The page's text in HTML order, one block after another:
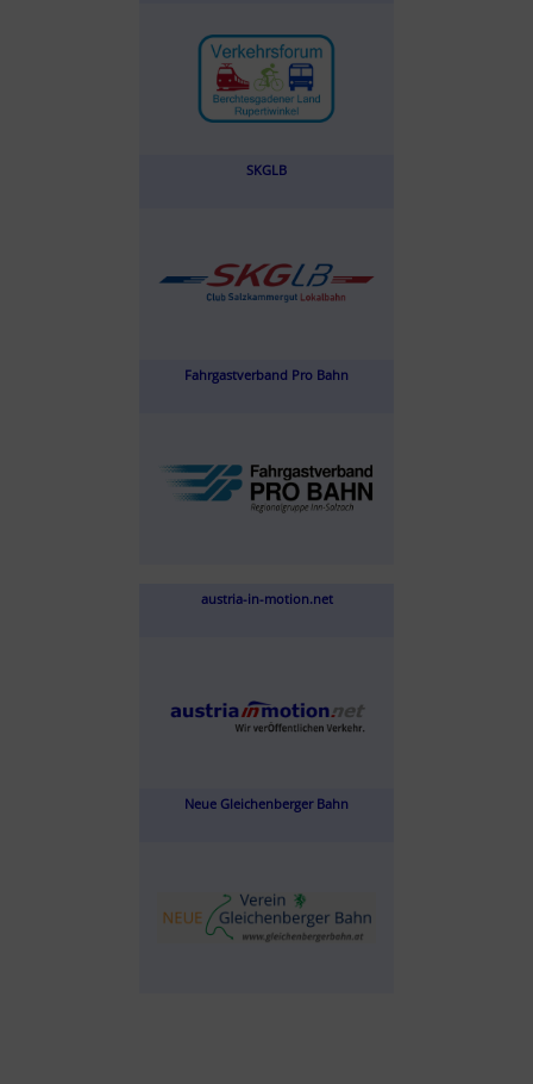
SKGLB
Fahrgastverband Pro Bahn
austria-in-motion.net
Neue Gleichenberger Bahn